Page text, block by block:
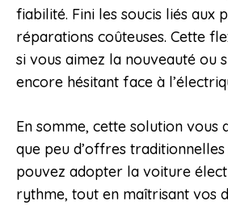
fiabilité. Fini les soucis liés aux
réparations coûteuses. Cette
si vous aimez la nouveauté ou
encore hésitant face à
En somme, cette solution vous
que peu d’offres
pouvez adopter la voiture
rythme, tout en maîtrisant vos